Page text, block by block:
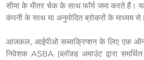
सीमा के भीतर चेक के साथ फॉर्म जमा करते हैं। यह
कंपनी के साथ या अनुमोदित ब्रोकरों के माध्यम से
आजकल, आईपीओ सब्सक्रिप्शन के लिए एक
निवेशक ASBA (ब्लॉक्ड अमाउंट द्वारा